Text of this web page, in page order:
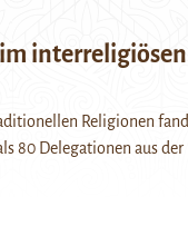
interreligiösen
Religionen fand
80 Delegationen aus der